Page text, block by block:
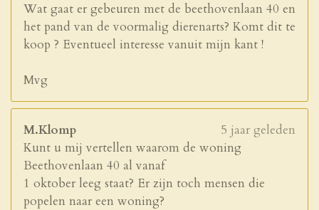
Wat gaat er gebeuren met de beethovenlaan 40 en
het pand van de voormalig dierenarts? Komt dit te
koop ? Eventueel interesse vanuit mijn kant !
Mvg
M.Klomp
5 jaar geleden
Kunt u mij vertellen waarom de woning
Beethovenlaan 40 al vanaf
1 oktober leeg staat? Er zijn toch mensen die
popelen naar een woning?